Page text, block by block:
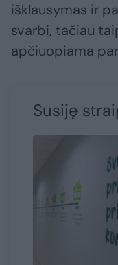
išklausymas ir
svarbi, tačiau
apčiuopiama
Susiję